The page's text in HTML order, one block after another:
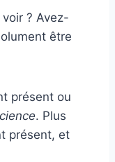
? Avez-
être
présent ou
. Plus
présent, et